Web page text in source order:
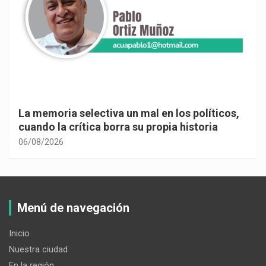
La memoria selectiva un mal en los políticos,
cuando la crítica borra su propia historia
06/08/2026
Menú de navegación
Inicio
Nuestra ciudad